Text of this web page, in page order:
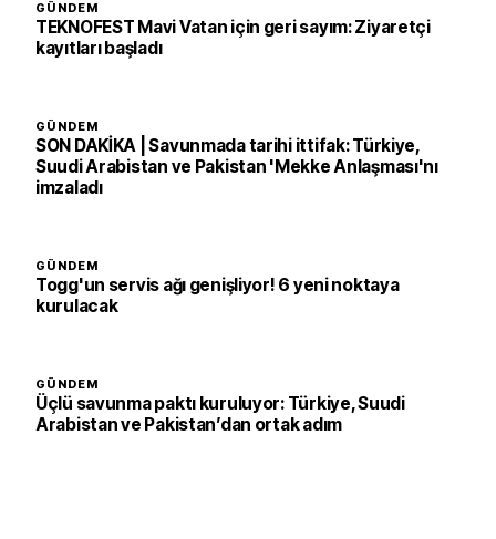
GÜNDEM
TEKNOFEST Mavi Vatan için geri sayım: Ziyaretçi
kayıtları başladı
GÜNDEM
SON DAKİKA | Savunmada tarihi ittifak: Türkiye,
Suudi Arabistan ve Pakistan 'Mekke Anlaşması'nı
imzaladı
GÜNDEM
Togg'un servis ağı genişliyor! 6 yeni noktaya
kurulacak
GÜNDEM
Üçlü savunma paktı kuruluyor: Türkiye, Suudi
Arabistan ve Pakistan’dan ortak adım